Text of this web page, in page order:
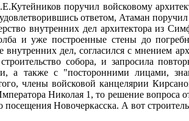
поручил войсковому
ответом, Атаман
внутренних дел архитектора из
и уже построенные стены до
дел, согласился с мнением
собора, и запросила
а также с "посторонними лицами,
члены войсковой канцелярии
Николая 1, то решение
Новочеркасска. А вот